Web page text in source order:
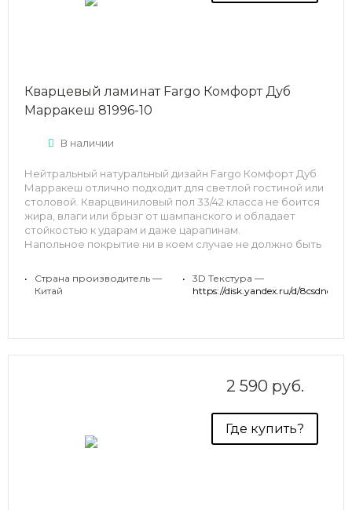
Кварцевый ламинат Fargo Комфорт Дуб
Марракеш 81996-10
В наличии
Нейтральный натуральный дизайн Fargo Комфорт Дуб
Марракеш отлично подходит для светлой гостиной или
столовой. Кварцвиниловый пол 33/42 класса не боится
жира, влаги или брызг от шампанского и обладает
стойкостью к ударам и даже царапинам.
Напольное покрытие ни в коем случае не должно быть
•
Страна производитель —
Китай
•
3D Текстура —
https://disk.yandex.ru/d/
2 590 руб.
Где купить?